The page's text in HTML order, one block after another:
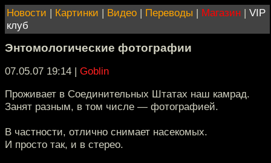
Новости | Картинки | Видео | Переводы | Магазин | VIP
клуб
Энтомологические фотографии
07.05.07 19:14 | Goblin
Проживает в Соединительных Штатах наш камрад.
Занят разным, в том числе — фотографией.
В частности, отлично снимает насекомых.
И просто так, и в стерео.